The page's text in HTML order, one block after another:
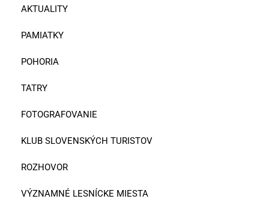
AKTUALITY
PAMIATKY
POHORIA
TATRY
FOTOGRAFOVANIE
KLUB SLOVENSKÝCH TURISTOV
ROZHOVOR
VÝZNAMNÉ LESNÍCKE MIESTA